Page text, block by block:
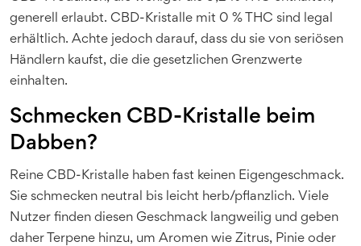
generell erlaubt. CBD-Kristalle mit 0 % THC sind legal
erhältlich. Achte jedoch darauf, dass du sie von seriösen
Händlern kaufst, die die gesetzlichen Grenzwerte
einhalten.
Schmecken CBD-Kristalle beim
Dabben?
Reine CBD-Kristalle haben fast keinen Eigengeschmack.
Sie schmecken neutral bis leicht herb/pflanzlich. Viele
Nutzer finden diesen Geschmack langweilig und geben
daher Terpene hinzu, um Aromen wie Zitrus, Pinie oder